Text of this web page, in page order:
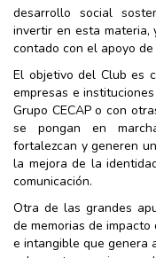
desarrollo social
invertir en esta materia,
contado con el apoyo
El objetivo del Club es
empresas e
Grupo CECAP o con
se pongan en
fortalezcan y generen
la mejora de la
comunicación.
Otra de las grandes
de memorias de
e intangible que genera